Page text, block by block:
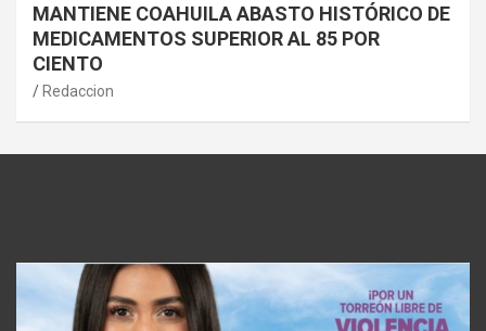
MANTIENE COAHUILA ABASTO HISTÓRICO DE
MEDICAMENTOS SUPERIOR AL 85 POR
CIENTO
Redaccion